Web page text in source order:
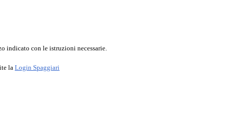
indicato con le istruzioni necessarie.
la Login Spaggiari